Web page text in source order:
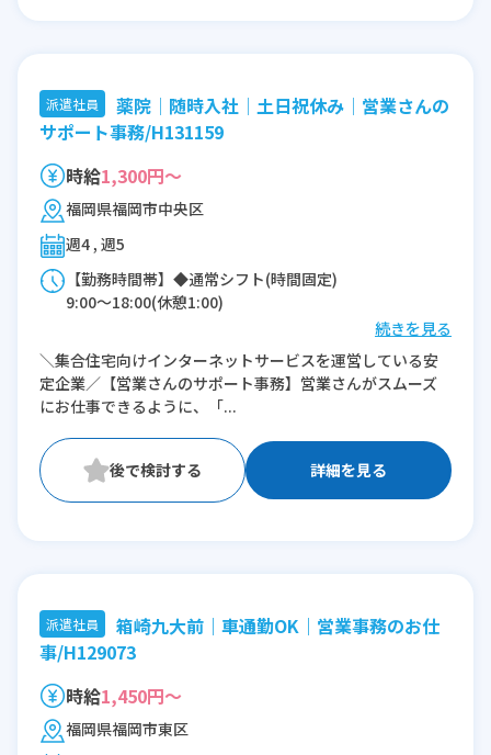
派遣社員
薬院│随時入社│土日祝休み│営業さんの
サポート事務/H131159
時給1,300円～
福岡県福岡市中央区
週4 , 週5
【勤務時間帯】◆通常シフト(時間固定)
9:00〜18:00(休憩1:00)
※残業：0〜10時間程度/月
続きを見る
＼集合住宅向けインターネットサービスを運営している安
定企業／【営業さんのサポート事務】営業さんがスムーズ
にお仕事できるように、「...
詳細を見る
派遣社員
箱崎九大前｜車通勤OK｜営業事務のお仕
事/H129073
時給1,450円～
福岡県福岡市東区